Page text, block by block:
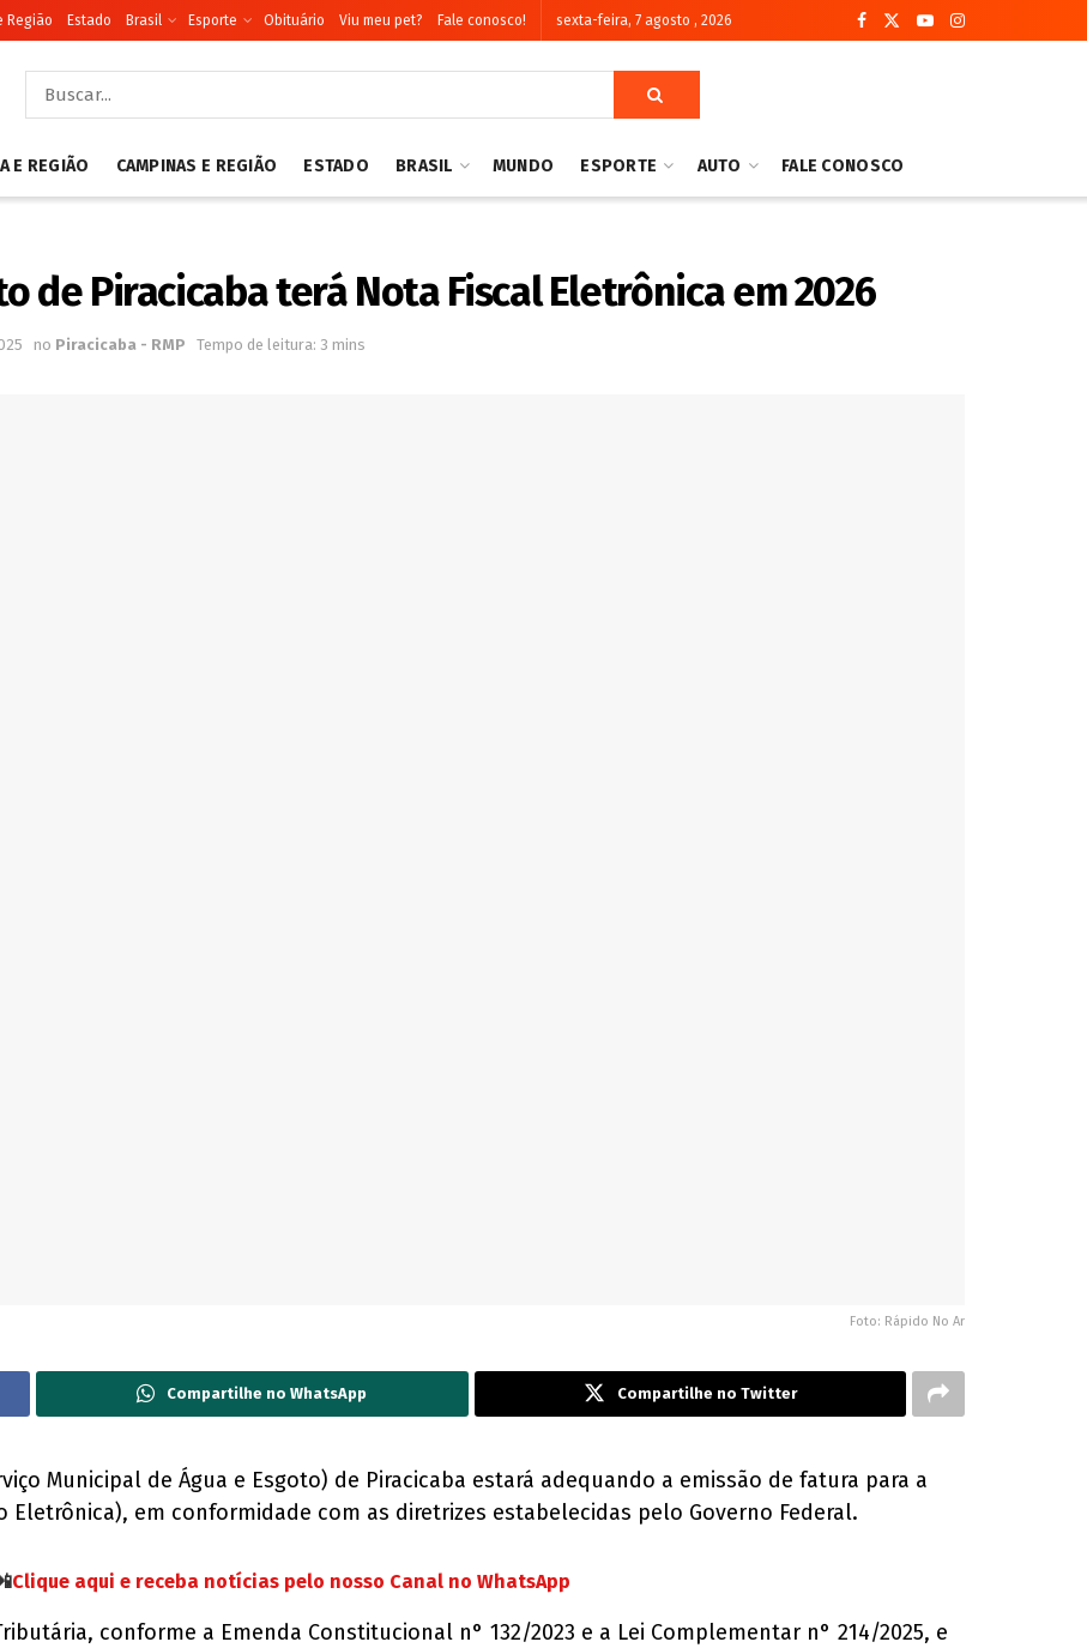
Região Estado Brasil Esporte Obituário Viu meu pet? Fale conosco! sexta-feira, 7 agosto , 2026
E REGIÃO CAMPINAS E REGIÃO ESTADO BRASIL MUNDO ESPORTE AUTO FALE CONOSCO
de Piracicaba terá Nota Fiscal Eletrônica em 2026
no Piracicaba - RMP Tempo de leitura: 3 mins
Foto: Rápido No Ar
Compartilhe no WhatsApp Compartilhe no Twitter
Municipal de Água e Esgoto) de Piracicaba estará adequando a emissão de fatura para a
Eletrônica), em conformidade com as diretrizes estabelecidas pelo Governo Federal.
Clique aqui e receba notícias pelo nosso Canal no WhatsApp
conforme a Emenda Constitucional n° 132/2023 e a Lei Complementar n° 214/2025, e